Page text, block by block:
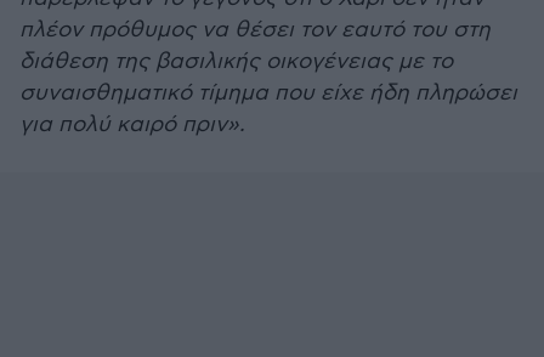
πλέον πρόθυμος να θέσει τον εαυτό του στη
διάθεση της βασιλικής οικογένειας με το
συναισθηματικό τίμημα που είχε ήδη πληρώσει
για πολύ καιρό πριν».